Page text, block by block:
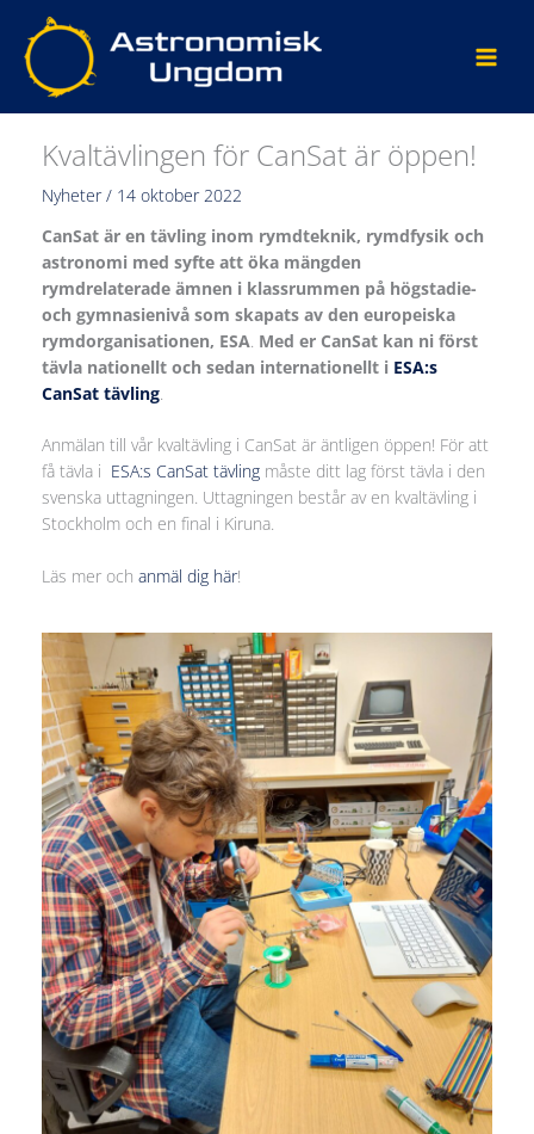
innehåll
Kvaltävlingen för CanSat är öppen!
Nyheter/ 14 oktober 2022
CanSat är en tävling inom rymdteknik, rymdfysik och
astronomi med syfte att öka mängden
rymdrelaterade ämnen i klassrummen på högstadie-
och gymnasienivå som skapats av den europeiska
rymdorganisationen, ESA Med er CanSat kan ni först
tävla nationellt och sedan internationellt i ESA:s
CanSat tävling.
Anmälan till vår kvaltävling i CanSat är äntligen öppen! För att
få tävla i ESA:s CanSat tävlingmåste ditt lag först tävla i den
svenska uttagningen. Uttagningen består av en kvaltävling i
Stockholm och en final i Kiruna.
Läs mer och anmäl dig här!